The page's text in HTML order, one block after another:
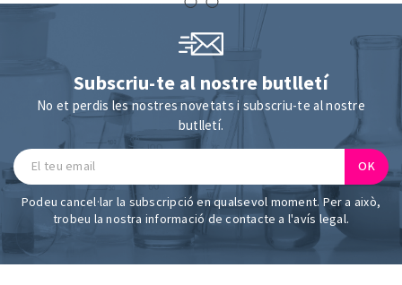
Subscriu-te al nostre butlletí
No et perdis les nostres novetats i subscriu-te al nostre
butlletí.
Podeu cancel·lar la subscripció en qualsevol moment. Per a això,
trobeu la nostra informació de contacte a l'avís legal.